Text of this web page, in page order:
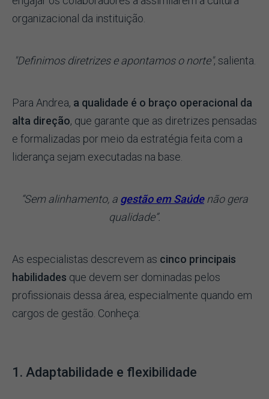
organizacional da instituição.
"Definimos diretrizes e apontamos o norte", salienta.
Para Andrea, a qualidade é o braço operacional da
alta direção, que garante que as diretrizes pensadas
e formalizadas por meio da estratégia feita com a
liderança sejam executadas na base.
“Sem alinhamento, a gestão em Saúdenão gera
qualidade”.
As especialistas descrevem as cinco principais
habilidades que devem ser dominadas pelos
profissionais dessa área, especialmente quando em
cargos de gestão. Conheça:
1. Adaptabilidade e flexibilidade